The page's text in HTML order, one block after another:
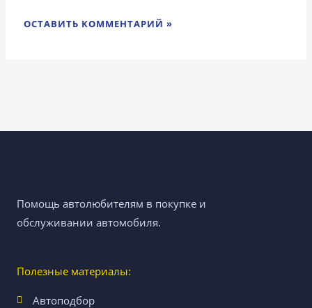
Помощь автолюбителям в покупке и
обслуживании автомобиля.
Полезные материалы:
Автоподбор